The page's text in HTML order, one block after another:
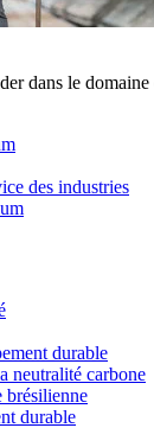
dans le
des industries
durable
neutralité carbone
brésilienne
durable